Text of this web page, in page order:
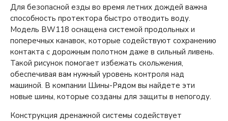
Для безопасной езды во время летних дождей важна
способность протектора быстро отводить воду.
Модель BW118 оснащена системой продольных и
поперечных канавок, которые содействуют сохранению
контакта с дорожным полотном даже в сильный ливень.
Такой рисунок помогает избежать скольжения,
обеспечивая вам нужный уровень контроля над
машиной. В компании Шины-Рядом вы найдете эти
новые шины, которые созданы для защиты в непогоду.
Конструкция дренажной системы содействует